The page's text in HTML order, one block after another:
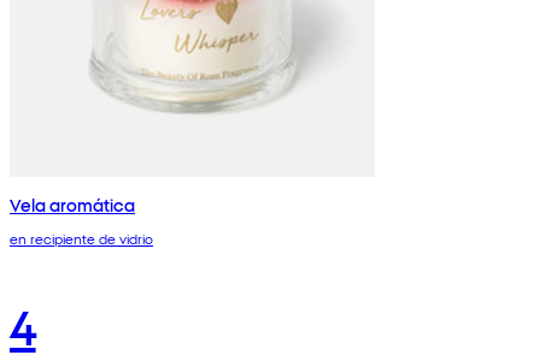
Vela aromática
en recipiente de vidrio
4